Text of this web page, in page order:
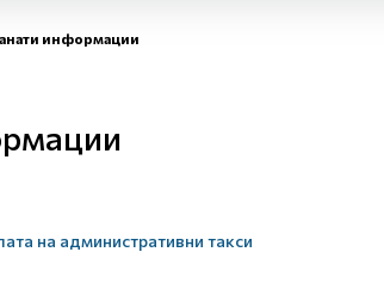
информации
на административни такси